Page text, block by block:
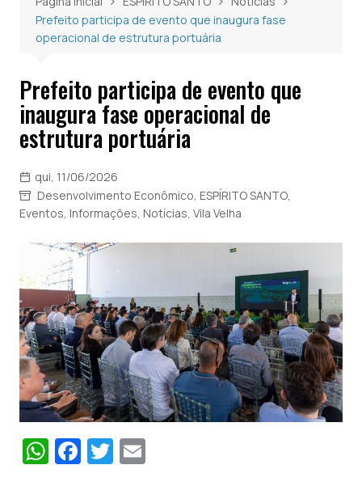
Prefeito participa de evento que inaugura fase
operacional de estrutura portuária
Prefeito participa de evento que
inaugura fase operacional de
estrutura portuária
qui, 11/06/2026
Desenvolvimento Econômico, ESPÍRITO SANTO,
Eventos, Informações, Notícias, Vila Velha
W F T E